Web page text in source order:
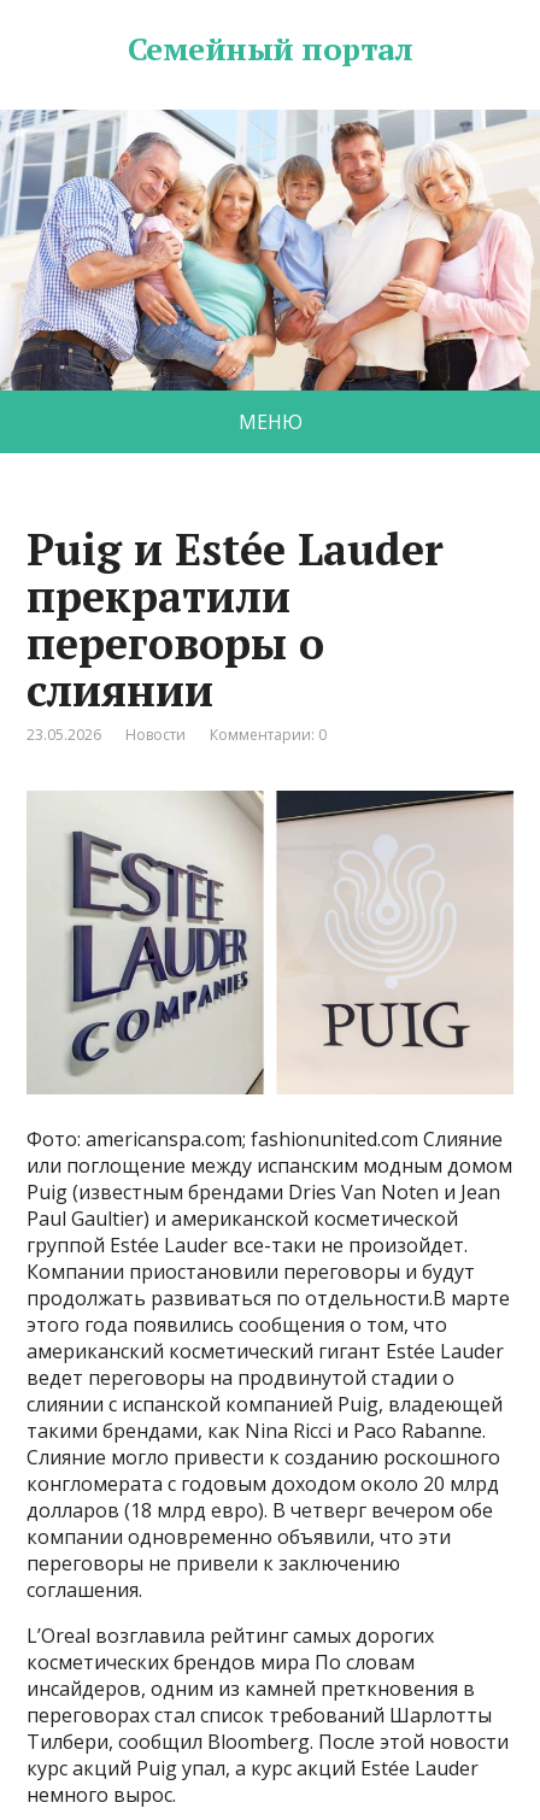
Семейный портал
МЕНЮ
Puig и Estée Lauder
прекратили
переговоры о
слиянии
23.05.2026 Новости Комментарии: 0
Фото: americanspa.com; fashionunited.com Слияние
или поглощение между испанским модным домом
Puig (известным брендами Dries Van Noten и Jean
Paul Gaultier) и американской косметической
группой Estée Lauder все-таки не произойдет.
Компании приостановили переговоры и будут
продолжать развиваться по отдельности.В марте
этого года появились сообщения о том, что
американский косметический гигант Estée Lauder
ведет переговоры на продвинутой стадии о
слиянии с испанской компанией Puig, владеющей
такими брендами, как Nina Ricci и Paco Rabanne.
Слияние могло привести к созданию роскошного
конгломерата с годовым доходом около 20 млрд
долларов (18 млрд евро). В четверг вечером обе
компании одновременно объявили, что эти
переговоры не привели к заключению
соглашения.
L’Oreal возглавила рейтинг самых дорогих
косметических брендов мира По словам
инсайдеров, одним из камней преткновения в
переговорах стал список требований Шарлотты
Тилбери, сообщил Bloomberg. После этой новости
курс акций Puig упал, а курс акций Estée Lauder
немного вырос.